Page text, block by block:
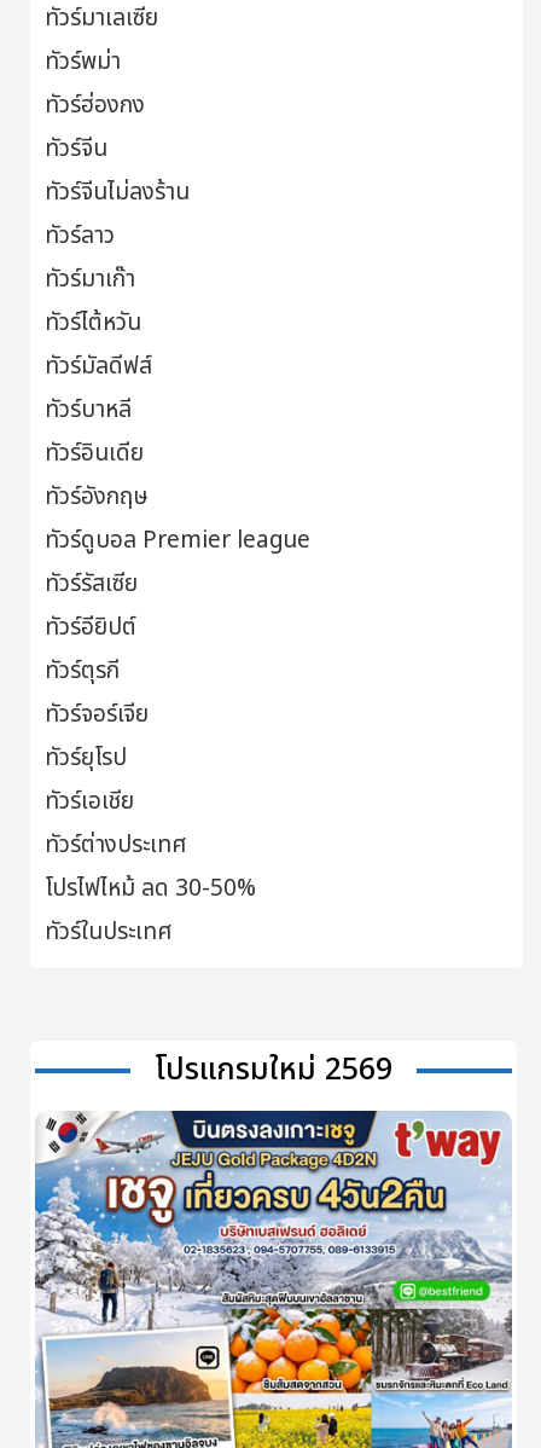
ทัวร์มาเลเซีย
ทัวร์พม่า
ทัวร์ฮ่องกง
ทัวร์จีน
ทัวร์จีนไม่ลงร้าน
ทัวร์ลาว
ทัวร์มาเก๊า
ทัวร์ไต้หวัน
ทัวร์มัลดีฟส์
ทัวร์บาหลี
ทัวร์อินเดีย
ทัวร์อังกฤษ
ทัวร์ดูบอล Premier league
ทัวร์รัสเซีย
ทัวร์อียิปต์
ทัวร์ตุรกี
ทัวร์จอร์เจีย
ทัวร์ยุโรป
ทัวร์เอเชีย
ทัวร์ต่างประเทศ
โปรไฟไหม้ ลด 30-50%
ทัวร์ในประเทศ
โปรแกรมใหม่ 2569